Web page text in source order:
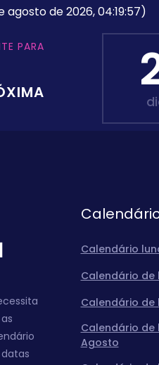
agosto de 2026, 04:19:57)
PARA
Calendário
Calendário de
Calendário de
Calendário de
Agosto